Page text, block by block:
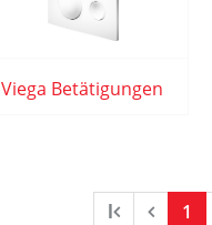
Viega Betätigungen
l 1